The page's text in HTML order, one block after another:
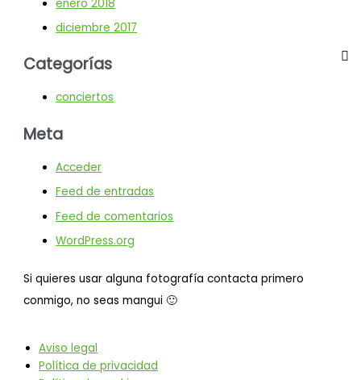
enero 2018
diciembre 2017
Categorías
conciertos
Meta
Acceder
Feed de entradas
Feed de comentarios
WordPress.org
Si quieres usar alguna fotografía contacta primero
conmigo, no seas mangui 🙂
Aviso legal
Política de privacidad